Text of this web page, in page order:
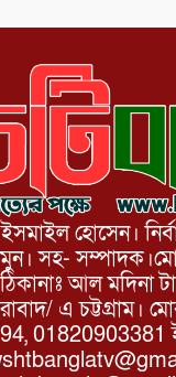
হোসেন।
সহ-
আল মদিনা
এ চট্টগ্রাম।
01820903381